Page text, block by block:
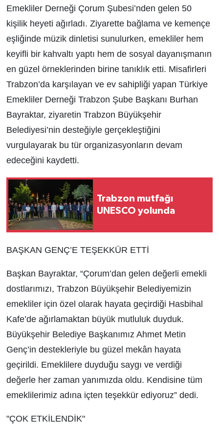
Emekliler Derneği Çorum Şubesi’nden gelen 50
kişilik heyeti ağırladı. Ziyarette bağlama ve kemençe
eşliğinde müzik dinletisi sunulurken, emekliler hem
keyifli bir kahvaltı yaptı hem de sosyal dayanışmanın
en güzel örneklerinden birine tanıklık etti. Misafirleri
Trabzon’da karşılayan ve ev sahipliği yapan Türkiye
Emekliler Derneği Trabzon Şube Başkanı Burhan
Bayraktar, ziyaretin Trabzon Büyükşehir
Belediyesi’nin desteğiyle gerçekleştiğini
vurgulayarak bu tür organizasyonların devam
edeceğini kaydetti.
Trabzon mutfağı
UNESCO yolunda
BAŞKAN GENÇ’E TEŞEKKÜR ETTİ
Başkan Bayraktar, “Çorum’dan gelen değerli emekli
dostlarımızı, Trabzon Büyükşehir Belediyemizin
emekliler için özel olarak hayata geçirdiği Hasbihal
Kafe’de ağırlamaktan büyük mutluluk duyduk.
Büyükşehir Belediye Başkanımız Ahmet Metin
Genç’in destekleriyle bu güzel mekân hayata
geçirildi. Emeklilere duyduğu saygı ve verdiği
değerle her zaman yanımızda oldu. Kendisine tüm
emeklilerimiz adına içten teşekkür ediyoruz” dedi.
"ÇOK ETKİLENDİK"